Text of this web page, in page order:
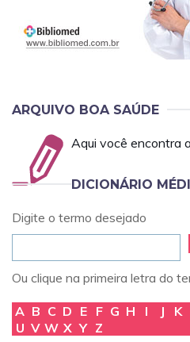
ARQUIVO BOA SAÚDE
Aqui você encontra
DICIONÁRIO
Digite o termo desejado
Ou clique na primeira letra do
A B C D E F G H I J K
U V W X Y Z